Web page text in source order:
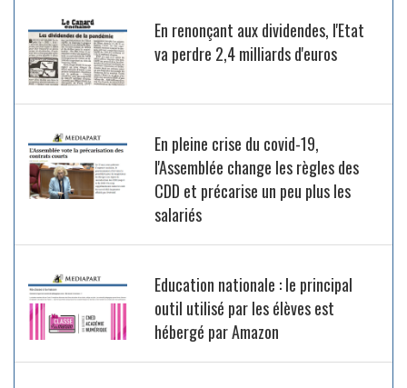
En renonçant aux dividendes, l'Etat
va perdre 2,4 milliards d'euros
En pleine crise du covid-19,
l'Assemblée change les règles des
CDD et précarise un peu plus les
salariés
Education nationale : le principal
outil utilisé par les élèves est
hébergé par Amazon